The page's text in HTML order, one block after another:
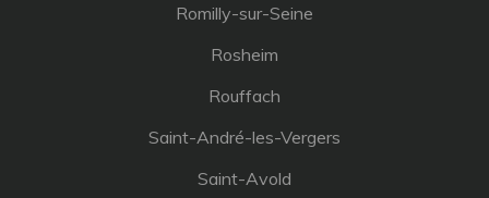
Romilly-sur-Seine
Rosheim
Rouffach
Saint-André-les-Vergers
Saint-Avold